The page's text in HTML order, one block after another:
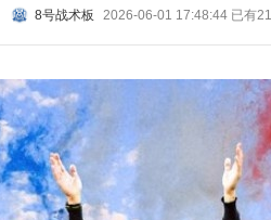
8号战术板 2026-06-01 17:48:44 已有